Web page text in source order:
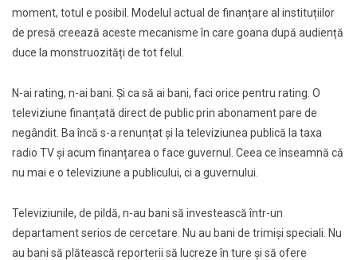
moment, totul e posibil. Modelul actual de finanțare al instituțiilor
de presă creează aceste mecanisme în care goana după audiență
duce la monstruozități de tot felul.
N-ai rating, n-ai bani. Și ca să ai bani, faci orice pentru rating. O
televiziune finanțată direct de public prin abonament pare de
negândit. Ba încă s-a renunțat și la televiziunea publică la taxa
radio TV și acum finanțarea o face guvernul. Ceea ce înseamnă că
nu mai e o televiziune a publicului, ci a guvernului.
Televiziunile, de pildă, n-au bani să investească într-un
departament serios de cercetare. Nu au bani de trimiși speciali. Nu
au bani să plătească reporterii să lucreze în ture și să ofere